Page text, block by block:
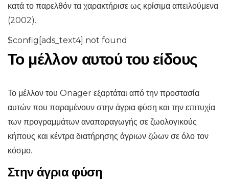
κατά το παρελθόν τα χαρακτήρισε ως κρίσιμα απειλούμενα
(2002).
$config[ads_text4] not found
Το μέλλον αυτού του είδους
Το μέλλον του Onager εξαρτάται από την προστασία
αυτών που παραμένουν στην άγρια ​​φύση και την επιτυχία
των προγραμμάτων αναπαραγωγής σε ζωολογικούς
κήπους και κέντρα διατήρησης άγριων ζώων σε όλο τον
κόσμο.
Στην άγρια ​​φύση